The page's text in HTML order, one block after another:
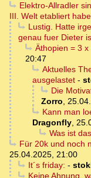
Elektro-Allradler
III. Welt etabliert
Lustig. Hatte
genau fuer Dieter
Äthopien = 3
20:47
Aktuelles
ausgelastet -
Die
Zorro,
Kann man
Dragonfly,
Was ist
Für 20k und noch
25.04.2025, 21:00
It´s friday: -
Keine Ahnung,